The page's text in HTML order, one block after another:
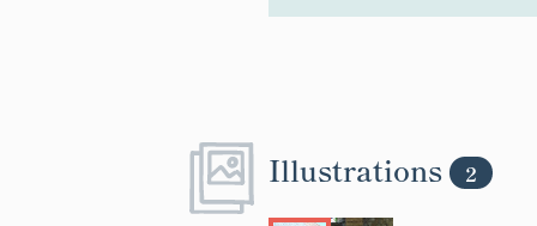
Illustrations 2